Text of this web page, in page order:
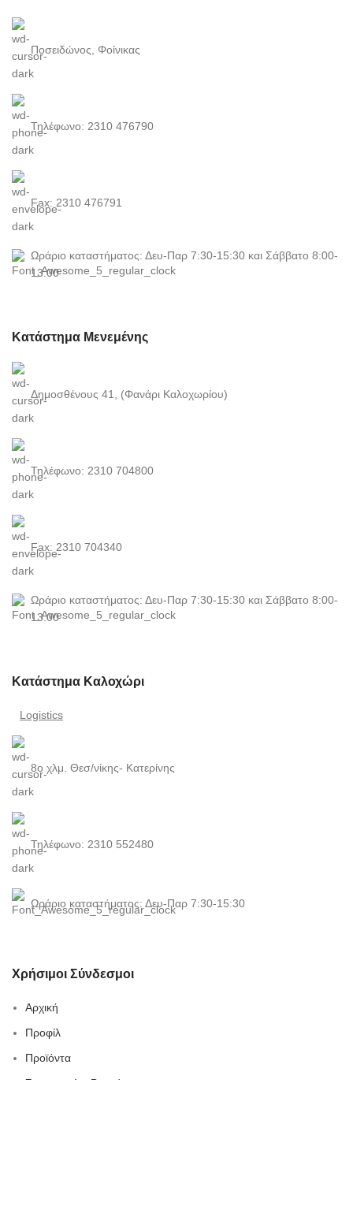
Ποσειδώνος, Φοίνικας
Τηλέφωνο: 2310 476790
Fax: 2310 476791
Ωράριο καταστήματος: Δευ-Παρ 7:30-15:30 και Σάββατο 8:00-
13:00
Κατάστημα Μενεμένης
Δημοσθένους 41, (Φανάρι Καλοχωρίου)
Τηλέφωνο: 2310 704800
Fax: 2310 704340
Ωράριο καταστήματος: Δευ-Παρ 7:30-15:30 και Σάββατο 8:00-
13:00
Κατάστημα Καλοχώρι
Logistics
8ο χλμ. Θεσ/νίκης- Κατερίνης
Τηλέφωνο: 2310 552480
Ωράριο καταστήματος: Δευ-Παρ 7:30-15:30
Χρήσιμοι Σύνδεσμοι
Αρχική
Προφίλ
Προϊόντα
Συνεργασίες-Brands